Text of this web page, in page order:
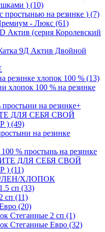
) (10)
простынью на резинке ) (7)
- Люкс (61)
Актив (серия Королевский
9Д Актив Двойной
резинке хлопок 100 % (13)
хлопок 100 % на резинке
на резинке+
ДЛЯ СЕБЯ СВОЙ
(49)
на резинке
% простынь на резинке
ДЛЯ СЕБЯ СВОЙ
(11)
ХЛОПОК
сп (33)
сп (11)
(20)
Стеганные 2 сп (1)
Стеганные Евро (32)